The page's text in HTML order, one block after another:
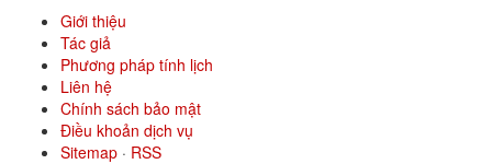
Giới thiệu
Tác giả
Phương pháp tính lịch
Liên hệ
Chính sách bảo mật
Điều khoản dịch vụ
Sitemap · RSS